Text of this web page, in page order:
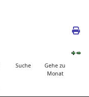
Suche
Gehe zu
Monat